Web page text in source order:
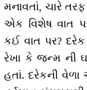
મનાવતાં, ચારે
એક વિશેષ વાત
કઈ વાત પર?
રેખા કે જન્મ ની
હતાં. દરેકની